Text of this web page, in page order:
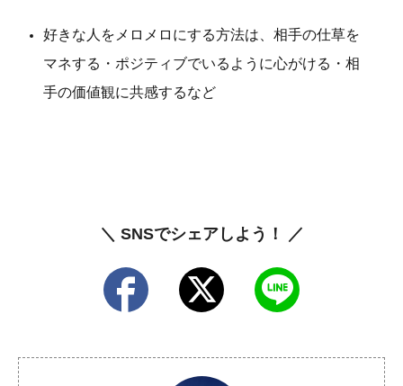
好きな人をメロメロにする方法は、相手の仕草を
マネする・ポジティブでいるように心がける・相
手の価値観に共感するなど
＼ SNSでシェアしよう！ ／